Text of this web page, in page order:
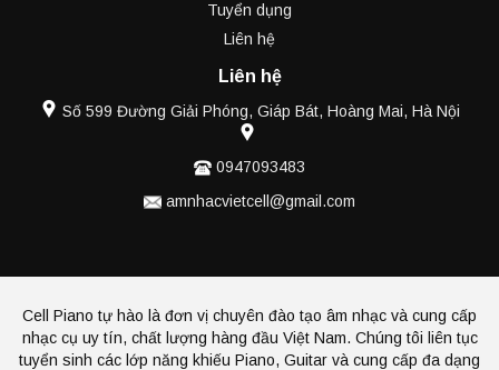
Tuyển dụng
Liên hệ
Liên hệ
Số 599 Đường Giải Phóng, Giáp Bát, Hoàng Mai, Hà Nội
0947093483
amnhacvietcell@gmail.com
Cell Piano tự hào là đơn vị chuyên đào tạo âm nhạc và cung cấp
nhạc cụ uy tín, chất lượng hàng đầu Việt Nam. Chúng tôi liên tục
tuyển sinh các lớp năng khiếu Piano, Guitar và cung cấp đa dạng